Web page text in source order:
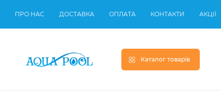
ПРО НАС ДОСТАВКА ОПЛАТА КОНТАКТИ АКЦІЇ
Каталог товарів